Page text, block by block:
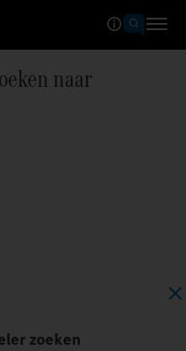
naar
zoeken